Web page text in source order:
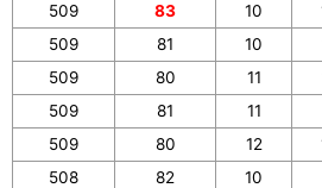
509
83 10
509
81 10
509
80 11
509
81 11
509
80 12
508
82 10